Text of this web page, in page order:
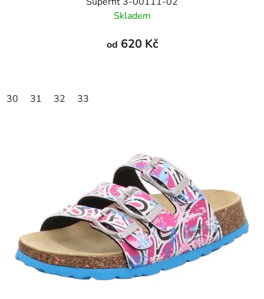
Skladem
od 620 Kč
30 31 32 33